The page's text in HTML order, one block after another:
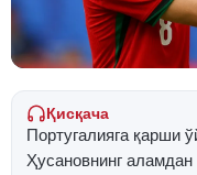
Қисқача
Португалияга қарши
Ҳусановнинг